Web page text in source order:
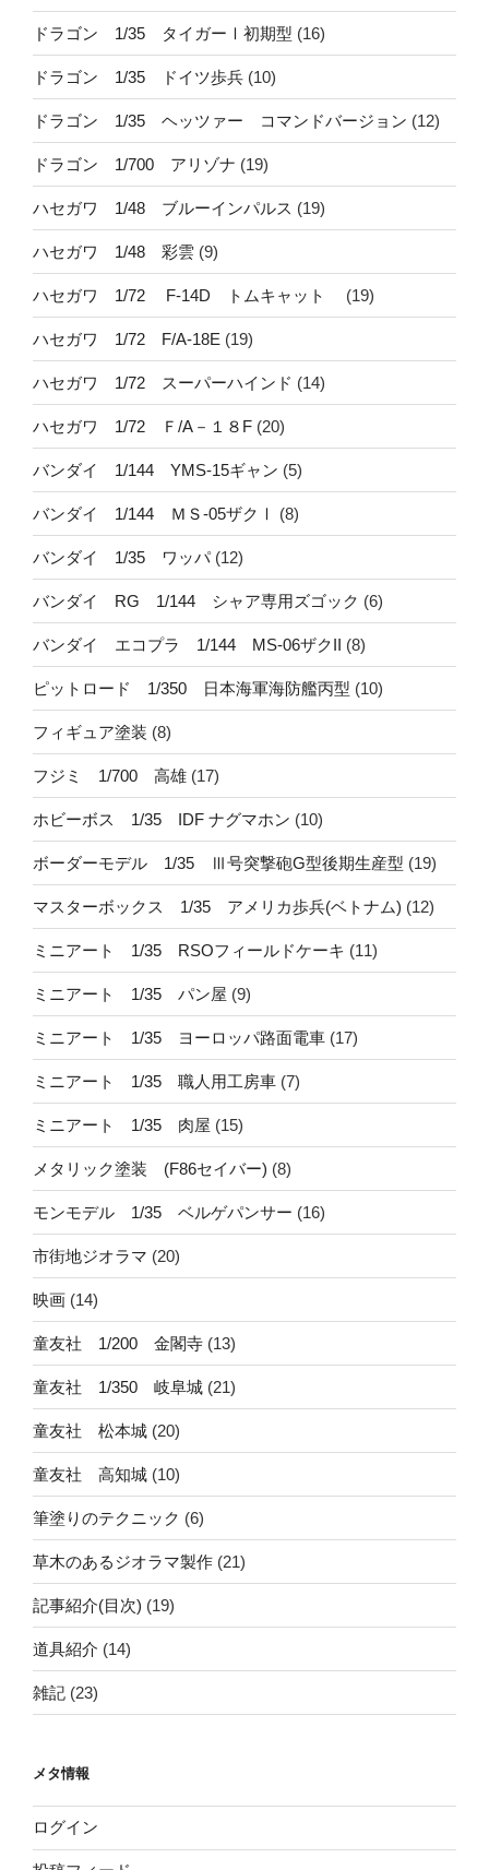
ドラゴン 1/35 タイガーⅠ初期型 (16)
ドラゴン 1/35 ドイツ歩兵 (10)
ドラゴン 1/35 ヘッツァー コマンドバージョン (12)
ドラゴン 1/700 アリゾナ (19)
ハセガワ 1/48 ブルーインパルス (19)
ハセガワ 1/48 彩雲 (9)
ハセガワ 1/72 F-14D トムキャット (19)
ハセガワ 1/72 F/A-18E (19)
ハセガワ 1/72 スーパーハインド (14)
ハセガワ 1/72 Ｆ/A－１８F (20)
バンダイ 1/144 YMS-15ギャン (5)
バンダイ 1/144 ＭＳ-05ザクⅠ (8)
バンダイ 1/35 ワッパ(12)
バンダイ RG 1/144 シャア専用ズゴック (6)
バンダイ エコプラ 1/144 MS-06ザクII (8)
ピットロード 1/350 日本海軍海防艦丙型 (10)
フィギュア塗装 (8)
フジミ 1/700 高雄 (17)
ホビーボス 1/35 IDF ナグマホン (10)
ボーダーモデル 1/35 Ⅲ号突撃砲G型後期生産型 (19)
マスターボックス 1/35 アメリカ歩兵(ベトナム) (12)
ミニアート 1/35 RSOフィールドケーキ (11)
ミニアート 1/35 パン屋 (9)
ミニアート 1/35 ヨーロッパ路面電車 (17)
ミニアート 1/35 職人用工房車 (7)
ミニアート 1/35 肉屋 (15)
メタリック塗装 (F86セイバー) (8)
モンモデル 1/35 ベルゲパンサー (16)
市街地ジオラマ (20)
映画 (14)
童友社 1/200 金閣寺 (13)
童友社 1/350 岐阜城 (21)
童友社 松本城 (20)
童友社 高知城 (10)
筆塗りのテクニック (6)
草木のあるジオラマ製作 (21)
記事紹介(目次) (19)
道具紹介 (14)
雑記 (23)
メタ情報
ログイン